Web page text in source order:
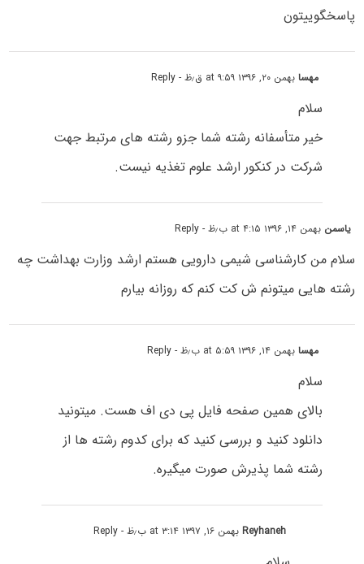
پاسخگوییتون
مهسابهمن ۲۰, ۱۳۹۶ at ۹:۵۹ ق٫ظ - Reply
سلام
خیر متأسفانه رشته شما جزو رشته های مرتبط جهت
شرکت در کنکور ارشد علوم تغذیه نیست.
یاسمن بهمن ۱۴, ۱۳۹۶ at ۴:۱۵ ب٫ظ - Reply
سلام من کارشناسی شیمی دارویی هستم ارشد وزارت بهداشت چه
رشته هایی میتونم ش کت کنم که روزانه بیارم
مهسابهمن ۱۴, ۱۳۹۶ at ۵:۵۹ ب٫ظ - Reply
سلام
بالای همین صفحه فایل پی دی اف هست. میتونید
دانلود کنید و بررسی کنید که برای کدوم رشته ها از
رشته شما پذیرش صورت میگیره.
Reyhanehبهمن ۱۶, ۱۳۹۷ at ۳:۱۴ ب٫ظ - Reply